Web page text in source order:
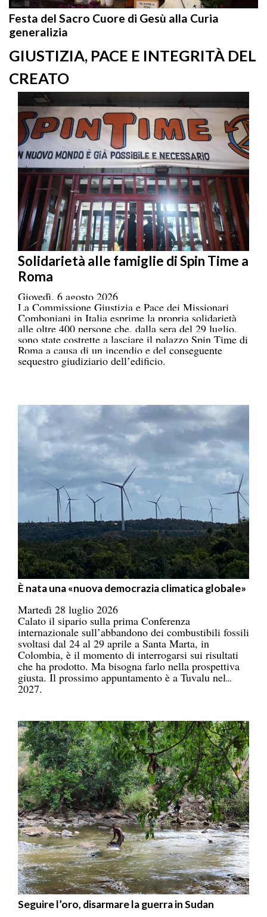
Festa del Sacro Cuore di Gesù alla Curia
generalizia
GIUSTIZIA, PACE E INTEGRITÀ DEL
CREATO
Solidarietà alle famiglie di Spin Time a
Roma
Giovedì, 6 agosto 2026
La Commissione Giustizia e Pace dei Missionari
Comboniani in Italia esprime la propria solidarietà
alle oltre 400 persone che, dalla sera del 29 luglio,
sono state costrette a lasciare il palazzo Spin Time di
Roma a causa di un incendio e del conseguente
sequestro giudiziario dell’edificio.
È nata una «nuova democrazia climatica globale»
Martedì 28 luglio 2026
Calato il sipario sulla prima Conferenza
internazionale sull’abbandono dei combustibili fossili
svoltasi dal 24 al 29 aprile a Santa Marta, in
Colombia, è il momento di interrogarsi sui risultati
che ha prodotto. Ma bisogna farlo nella prospettiva
giusta. Il prossimo appuntamento è a Tuvalu nel
2027.
Seguire l’oro, disarmare la guerra in Sudan